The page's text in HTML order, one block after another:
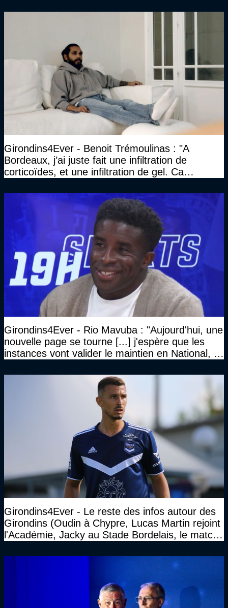
Girondins4Ever - Benoit Trémoulinas : "A
Bordeaux, j’ai juste fait une infiltration de
corticoïdes, et une infiltration de gel. Ca
Girondins4Ever - Rio Mavuba : "Aujourd'hui, une
nouvelle page se tourne [...] j'espère que les
instances vont valider le maintien en National, et
haut niveau"
Girondins4Ever - Le reste des infos autour des
Girondins (Oudin à Chypre, Lucas Martin rejoint
l'Académie, Jacky au Stade Bordelais, le match